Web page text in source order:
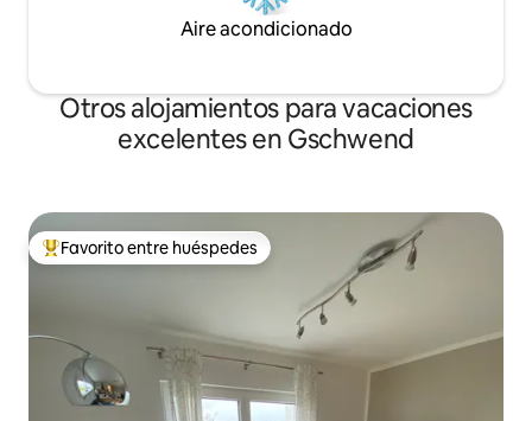
Aire acondicionado
Otros alojamientos para vacaciones
excelentes en Gschwend
Favorito entre huéspedes preferido
Favorito entre huéspedes